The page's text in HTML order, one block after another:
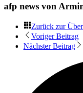
afp news von
Zurück zur
Voriger Beitrag
Nächster Beitrag